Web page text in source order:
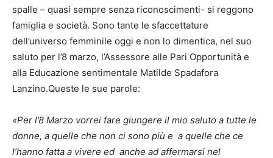
spalle – quasi sempre senza riconoscimenti- si reggono
famiglia e società. Sono tante le sfaccettature
dell’universo femminile oggi e non lo dimentica, nel suo
saluto per l’8 marzo, l’Assessore alle Pari Opportunità e
alla Educazione sentimentale Matilde Spadafora
Lanzino.Queste le sue parole:
«Per l’8 Marzo vorrei fare giungere il mio saluto a tutte le
donne, a quelle che non ci sono più e a quelle che ce
l’hanno fatta a vivere ed anche ad affermarsi nel